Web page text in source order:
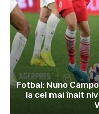
Fotbal: Nuno
la cel mai înalt